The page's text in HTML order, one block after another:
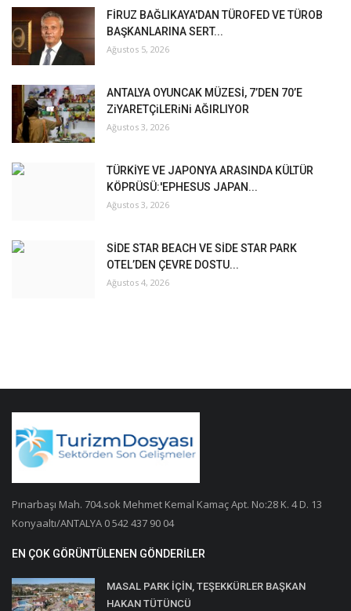
FİRUZ BAĞLIKAYA'DAN TÜROFED VE TÜROB
BAŞKANLARINA SERT...
Ağustos 5, 2026
ANTALYA OYUNCAK MÜZESİ, 7’DEN 70’E
ZiYARETÇiLERiNi AĞIRLIYOR
Ağustos 3, 2026
TÜRKİYE VE JAPONYA ARASINDA KÜLTÜR
KÖPRÜSÜ:'EPHESUS JAPAN...
Ağustos 3, 2026
SİDE STAR BEACH VE SİDE STAR PARK
OTEL’DEN ÇEVRE DOSTU...
Ağustos 4, 2026
Pınarbaşı Mah. 704.sok Mehmet Kemal Kamaç Apt. No:28 K. 4 D. 13
Konyaaltı/ANTALYA 0 542 437 90 04
EN ÇOK GÖRÜNTÜLENEN GÖNDERILER
MASAL PARK İÇİN, TEŞEKKÜRLER BAŞKAN
HAKAN TÜTÜNCÜ